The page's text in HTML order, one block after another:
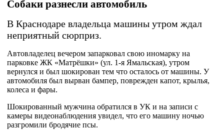
Собаки разнесли автомобиль
В Краснодаре владельца машины утром ждал
неприятный сюрприз.
Автовладелец вечером запарковал свою иномарку на
парковке ЖК «Матрёшки» (ул. 1-я Ямальская), утром
вернулся и был шокирован тем что осталось от машины. У
автомобиля был вырван бампер, поврежден капот, крылья,
колеса и фары.
Шокированный мужчина обратился в УК и на записи с
камеры видеонаблюдения увидел, что его машину ночью
разгромили бродячие псы.